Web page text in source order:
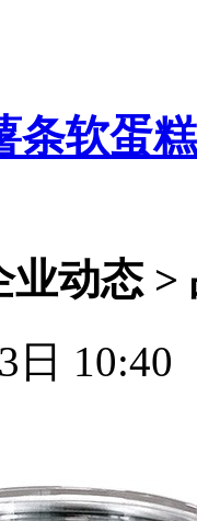
条软蛋
业动态 >
日 10:40